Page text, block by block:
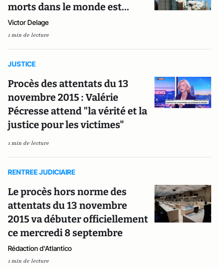
morts dans le monde est…
Victor Delage
1 min de lecture
JUSTICE
Procès des attentats du 13
novembre 2015 : Valérie
Pécresse attend "la vérité et la
justice pour les victimes"
1 min de lecture
RENTREE JUDICIAIRE
Le procès hors norme des
attentats du 13 novembre
2015 va débuter officiellement
ce mercredi 8 septembre
Rédaction d'Atlantico
1 min de lecture